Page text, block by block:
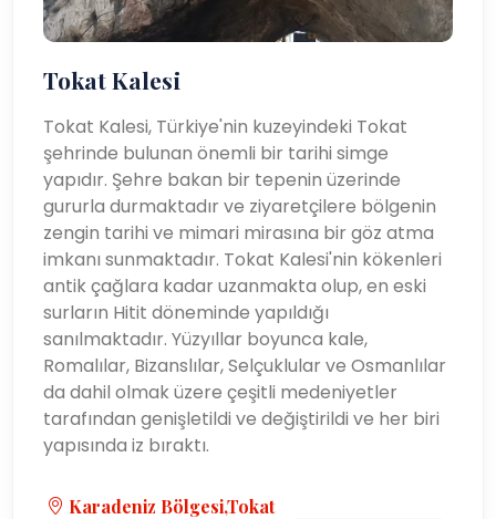
Tokat Kalesi
Tokat Kalesi, Türkiye'nin kuzeyindeki Tokat
şehrinde bulunan önemli bir tarihi simge
yapıdır. Şehre bakan bir tepenin üzerinde
gururla durmaktadır ve ziyaretçilere bölgenin
zengin tarihi ve mimari mirasına bir göz atma
imkanı sunmaktadır. Tokat Kalesi'nin kökenleri
antik çağlara kadar uzanmakta olup, en eski
surların Hitit döneminde yapıldığı
sanılmaktadır. Yüzyıllar boyunca kale,
Romalılar, Bizanslılar, Selçuklular ve Osmanlılar
da dahil olmak üzere çeşitli medeniyetler
tarafından genişletildi ve değiştirildi ve her biri
yapısında iz bıraktı.
Karadeniz Bölgesi,Tokat